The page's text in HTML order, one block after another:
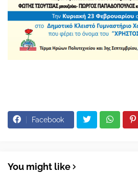
Facebook
You might like